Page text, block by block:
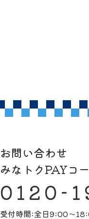
お問い合わせ
みなトクPAYコ
0120-
受付時間:全日9:00～